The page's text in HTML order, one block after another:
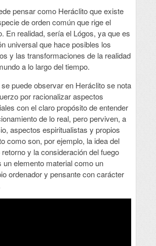
pensar como Heráclito que existe
de orden común que rige el
En realidad, sería el Lógos, ya que es
universal que hace posibles los
y las transformaciones de la realidad
a lo largo del tiempo.
puede observar en Heráclito se nota
por racionalizar aspectos
con el claro propósito de entender
de lo real, pero perviven, a
aspectos espiritualistas y propios
como son, por ejemplo, la idea del
y la consideración del fuego
un elemento material como un
ordenador y pensante con carácter